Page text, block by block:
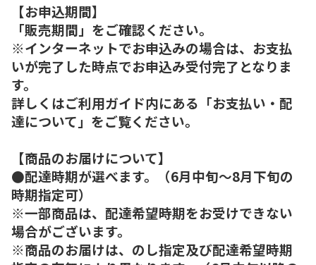
【お申込期間】
「販売期間」をご確認ください。
※インターネットでお申込みの場合は、お支払
いが完了した時点でお申込み受付完了となりま
す。
詳しくはご利用ガイド内にある「お支払い・配
達について」をご覧ください。
【商品のお届けについて】
●配達時期が選べます。（6月中旬～8月下旬の
時期指定可）
※一部商品は、配達希望時期をお受けできない
場合がございます。
※商品のお届けは、のし指定及び配達希望時期